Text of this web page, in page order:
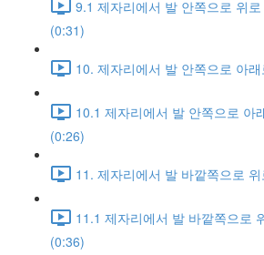
9.1 제자리에서 발 안쪽으로 위
(0:31)
10. 제자리에서 발 안쪽으로 아
10.1 제자리에서 발 안쪽으로 아
(0:26)
11. 제자리에서 발 바깥쪽으로
11.1 제자리에서 발 바깥쪽으로
(0:36)